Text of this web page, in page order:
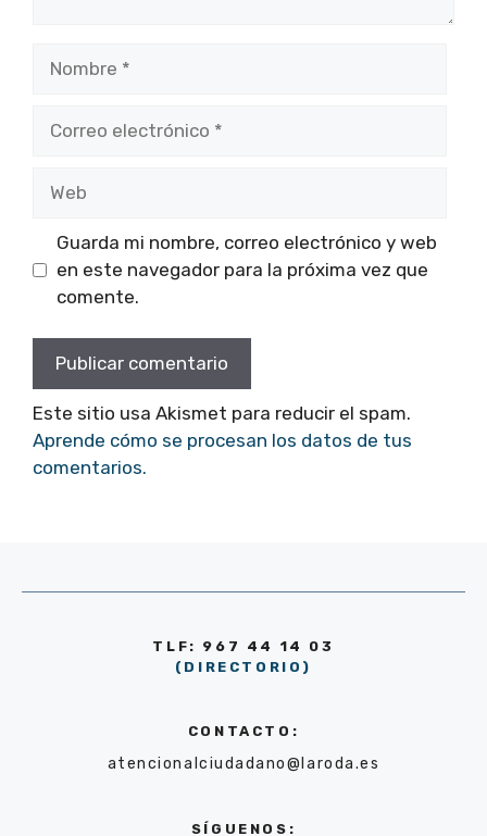
electrónico
Guarda mi nombre, correo electrónico y web
en este navegador para la próxima vez que
comente.
Este sitio usa Akismet para reducir el spam.
Aprende cómo se procesan los datos de tus
comentarios.
TLF: 967 44 14 03
(DIRECTORIO)
CONTACTO:
atencionalciudadano@laroda.es
SÍGUENOS: